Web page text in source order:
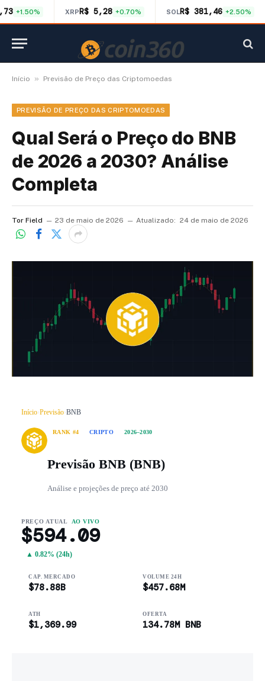
+1.50% XRPR$ 5,28 +0.70% SOLR$ 381,46 +2.50%
Início » Previsão de Preço das Criptomoedas
PREVISÃO DE PREÇO DAS CRIPTOMOEDAS
Qual Será o Preço do BNB
de 2026 a 2030? Análise
Completa
Tor Field 23 de maio de 2026 Atualizado: 24 de maio de 2026
Início›Previsão›BNB
RANK #4 CRIPTO 2026–2030
Previsão BNB (BNB)
Análise e projeções de preço até 2030
PREÇO ATUAL AO VIVO
$594.09
▲ 0.82% (24h)
CAP. MERCADO
$78.88B
VOLUME 24H
$457.68M
ATH
$1,369.99
OFERTA
134.78M BNB